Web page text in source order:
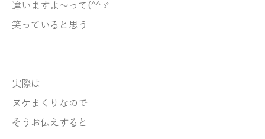
違いますよ～って(^^ゞ
笑っていると思う
実際は
ヌケまくりなので
そうお伝えすると